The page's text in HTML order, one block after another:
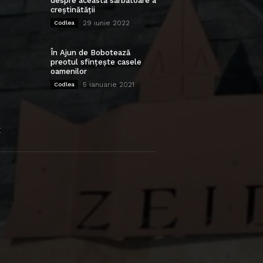
creștinătății
Codlea 29 iunie 2022
În Ajun de Bobotează
preotul sfințește casele
oamenilor
Codlea 5 ianuarie 2021